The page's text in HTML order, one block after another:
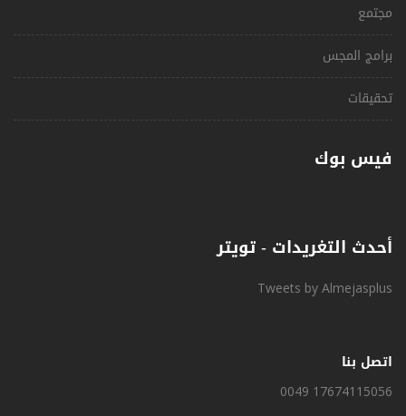
مجتمع
برامج المجس
تحقيقات
فيس بوك
أحدث التغريدات - تويتر
Tweets by Almejasplus
اتصل بنا
0049 17674115056